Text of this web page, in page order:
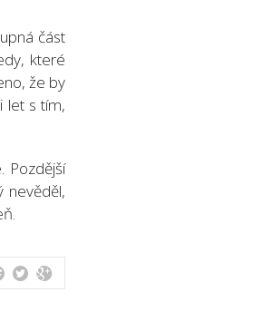
část
které
že by
let s tím,
Pozdější
nevěděl,